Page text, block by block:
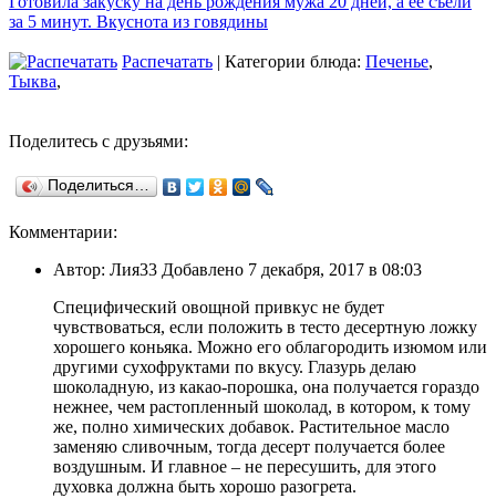
за 5 минут. Вкуснота из говядины
Распечатать | Категории блюда: Печенье,
Тыква,
Поделитесь с друзьями:
Поделиться…
Комментарии:
Автор: Лия33 Добавлено 7 декабря, 2017 в 08:03
Специфический овощной привкус не будет
чувствоваться, если положить в тесто десертную ложку
хорошего коньяка. Можно его облагородить изюмом или
другими сухофруктами по вкусу. Глазурь делаю
шоколадную, из какао-порошка, она получается гораздо
нежнее, чем растопленный шоколад, в котором, к тому
же, полно химических добавок. Растительное масло
заменяю сливочным, тогда десерт получается более
воздушным. И главное – не пересушить, для этого
духовка должна быть хорошо разогрета.